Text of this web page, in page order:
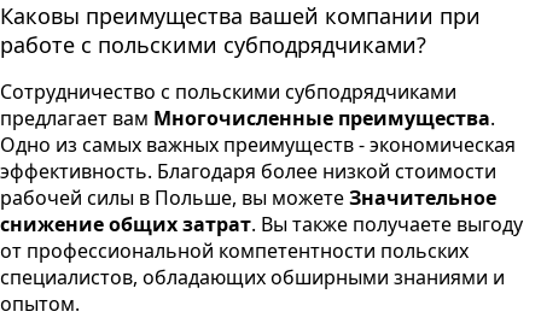
Каковы преимущества вашей компании при
работе с польскими субподрядчиками?
Сотрудничество с польскими субподрядчиками
предлагает вам Многочисленные преимущества.
Одно из самых важных преимуществ - экономическая
эффективность. Благодаря более низкой стоимости
рабочей силы в Польше, вы можетеЗначительное
снижение общих затрат. Вы также получаете выгоду
от профессиональной компетентности польских
специалистов, обладающих обширными знаниями и
опытом.